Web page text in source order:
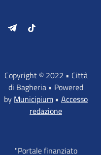
LinkedIn TelegramTiktok
Copyright © 2022 • Città
di Bagheria • Powered
by Municipium • Accesso
redazione
"Portale finanziato